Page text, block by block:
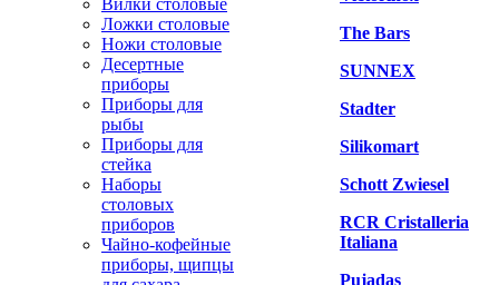
Вилки столовые
Ложки столовые
Ножи столовые
Десертные
приборы
Приборы для
рыбы
Приборы для
стейка
Наборы
столовых
приборов
Чайно-кофейные
приборы, щипцы
The Bars
SUNNEX
Stadter
Silikomart
Schott Zwiesel
RCR Cristalleria
Italiana
Pujadas